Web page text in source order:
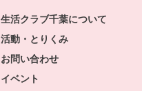
生活クラブ千葉について
活動・とりくみ
お問い合わせ
イベント